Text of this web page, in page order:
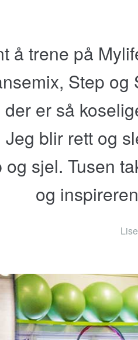
å trene på
Step
er så
Jeg blir rett og
sjel. Tusen
og